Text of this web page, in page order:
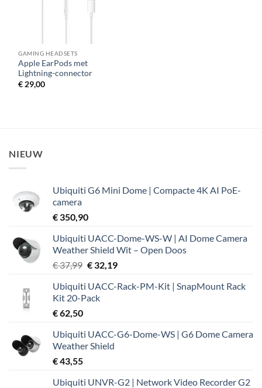
GAMING HEADSETS
Apple EarPods met
Lightning-connector
€ 29,00
NIEUW
Ubiquiti G6 Mini Dome | Compacte 4K AI PoE-
camera
€ 350,90
Ubiquiti UACC-Dome-WS-W | AI Dome Camera
Weather Shield Wit – Open Doos
€37,99 Oorspronkelijke
was:
€ 37,99.
€32,19Huidige
is:
Ubiquiti UACC-Rack-PM-Kit | SnapMount Rack
Kit 20-Pack
€62,50
Ubiquiti UACC-G6-Dome-WS | G6 Dome Camera
Weather Shield
€43,55
Ubiquiti UNVR-G2 | Network Video Recorder G2